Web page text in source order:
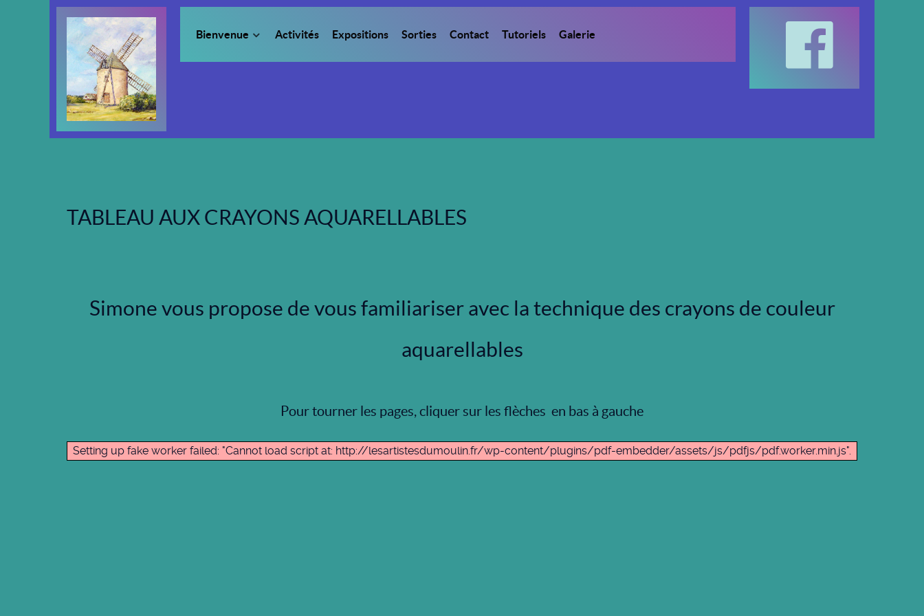
Bienvenue Activités Expositions Sorties Contact Tutoriels Galerie
TABLEAU AUX CRAYONS AQUARELLABLES
Simone vous propose de vous familiariser avec la technique des crayons de couleur
aquarellables
Pour tourner les pages, cliquer sur les flèches en bas à gauche
Setting up fake worker failed: "Cannot load script at: http://lesartistesdumoulin.fr/wp-content/plugins/pdf-embedder/assets/js/pdfjs/pdf.worker.min.js".